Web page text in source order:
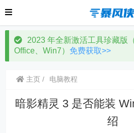
2023 年全新激活工具珍藏版
Office、Win7） 免费获取>>
主页 电脑教程
暗影精灵 3 是否能装
绍